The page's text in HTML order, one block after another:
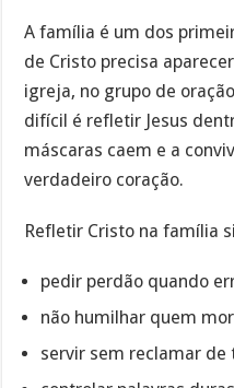
A família é um dos
de Cristo precisa
igreja, no grupo de
difícil é refletir Jesus
máscaras caem e a
verdadeiro coração.
Refletir Cristo na família
pedir perdão quando
não humilhar quem
servir sem reclamar de